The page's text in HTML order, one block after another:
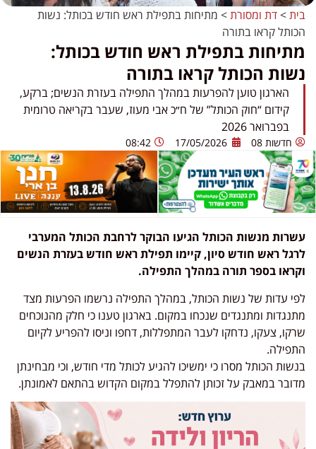
בית>דת ומסורת> מתיחות בתפילת ראש חודש בכותל: נשות
הכותל קראו בתורה
מתיחות בתפילת ראש חודש בכותל:
נשות הכותל קראו בתורה
הארגון טוען להפרעות במהלך התפילה בעזרת הנשים; ברקע,
קידום “חוק הכותל” של ח״כ אבי מעוז, שעבר בקריאה טרומית
בפברואר 2026
חדשות 08 17/05/2026
08:42
עשרות מנשות הכותל הגיעו הבוקר לרחבת הכותל המערבי
לרגל ראש חודש סיון, קיימו תפילת ראש חודש בעזרת הנשים
וקראו בספר תורה במהלך התפילה.
לפי עדות של נשות הכותל, במהלך התפילה נרשמו הפרעות מצד
מתנגדות ומתנגדים שנכחו במקום. בארגון טענו כי חלק מהנוכחים
שרקו, צעקו, נדחקו לעבר המתפללות, דחפו וניסו להפריע לקיום
התפילה.
בנשות הכותל מסרו כי ימשיכו להגיע לכותל מדי חודש, וכי מבחינתן
מדובר במאבק על זכותן להתפלל במקום הקדוש בהתאם לאמונתן.